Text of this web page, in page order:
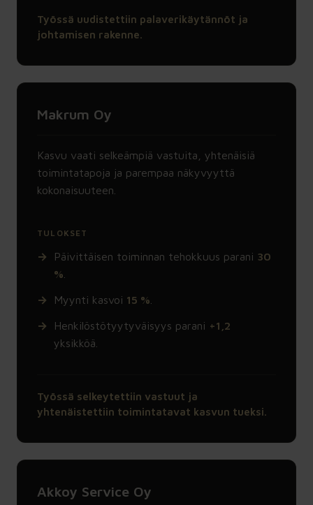
Työssä uudistettiin palaverikäytännöt ja
johtamisen rakenne.
Makrum Oy
Kasvu vaati selkeämpiä vastuita, yhtenäisiä
toimintatapoja ja parempaa näkyvyyttä
kokonaisuuteen.
TULOKSET
Päivittäisen toiminnan tehokkuus parani 30
%
Myynti kasvoi 15 %
Henkilöstötyytyväisyys parani +1,2
yksikköä.
Työssä selkeytettiin vastuut ja
yhtenäistettiin toimintatavat kasvun tueksi.
Akkoy Service Oy